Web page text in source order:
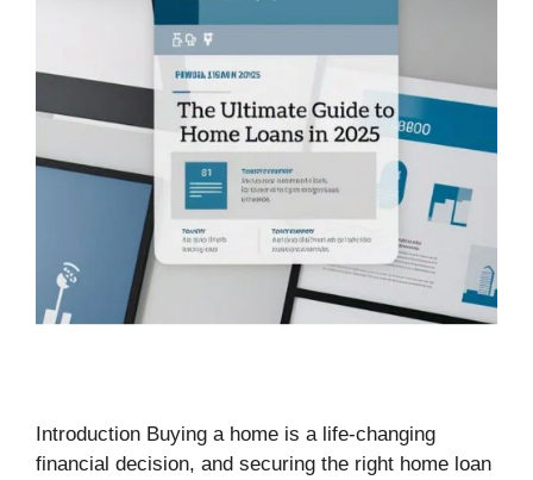
Introduction Buying a home is a life-changing
financial decision, and securing the right home loan